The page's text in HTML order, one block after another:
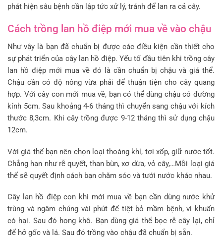
phát hiện sâu bệnh cần lập tức xử lý, tránh để lan ra cả cây.
Cách trồng lan hồ điệp mới mua về vào chậu
Như vậy là bạn đã chuẩn bị được các điều kiện cần thiết cho
sự phát triển của cây lan hồ điệp. Yếu tố đầu tiên khi trồng cây
lan hồ điệp mới mua về đó là cần chuẩn bị chậu và giá thể.
Chậu cần có độ nông vừa phải để thuận tiện cho cây quang
hợp. Với cây con mới mua về, bạn có thể dùng chậu có đường
kính 5cm. Sau khoảng 4-6 tháng thì chuyển sang chậu với kích
thước 8,3cm. Khi cây trồng được 9-12 tháng thì sử dụng chậu
12cm.
Với giá thể bạn nên chọn loại thoáng khí, tơi xốp, giữ nước tốt.
Chẳng hạn như rễ quyết, than bùn, xơ dừa, vỏ cây,…Mỗi loại giá
thể sẽ quyết định cách bạn chăm sóc và tưới nước khác nhau.
Cây lan hồ điệp con khi mới mua về bạn cần dùng nước khử
trùng và ngâm chúng vài phút để tiệt bỏ mầm bệnh, vi khuẩn
có hại. Sau đó hong khô. Bạn dùng giá thể bọc rễ cây lại, chỉ
để hở gốc và lá. Sau đó trồng vào chậu đã chuẩn bị sẵn.